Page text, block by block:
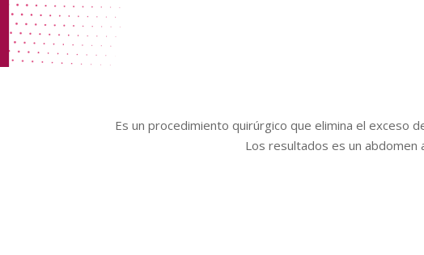
Es un procedimiento quirúrgico que elimina el exceso
Los resultados es un abdomen